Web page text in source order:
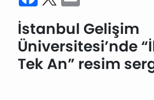
İstanbul Gelişim
Üniversitesi’nde
Tek An” resim